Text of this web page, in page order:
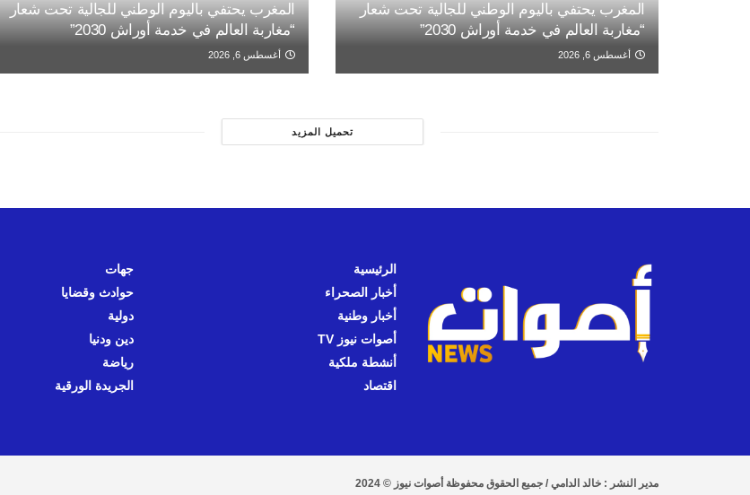
المغرب يحتفي باليوم الوطني للجالية تحت شعار
“مغاربة العالم في خدمة أوراش 2030”
أغسطس 6, 2026
المغرب يحتفي باليوم الوطني للجالية تحت شعار
“مغاربة العالم في خدمة أوراش 2030”
أغسطس 6, 2026
تحميل المزيد
الرئيسية
أخبار الصحراء
أخبار وطنية
أصوات نيوز TV
أنشطة ملكية
اقتصاد
جهات
حوادث وقضايا
دولية
دين ودنيا
رياضة
الجريدة الورقية
مدير النشر : خالد الدامي / جميع الحقوق محفوظة أصوات نيوز © 2024